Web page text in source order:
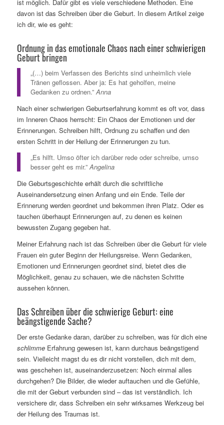
ist möglich. Dafür gibt es viele verschiedene Methoden. Eine
davon ist das Schreiben über die Geburt. In diesem Artikel zeige
ich dir, wie es geht:
Ordnung in das emotionale Chaos nach einer schwierigen
Geburt bringen
„(…) beim Verfassen des Berichts sind unheimlich viele
Tränen geflossen. Aber ja: Es hat geholfen, meine
Gedanken zu ordnen.”Anna
Nach einer schwierigen Geburtserfahrung kommt es oft vor, dass
im Inneren Chaos herrscht: Ein Chaos der Emotionen und der
Erinnerungen. Schreiben hilft, Ordnung zu schaffen und den
ersten Schritt in der Heilung der Erinnerungen zu tun.
„Es hilft. Umso öfter ich darüber rede oder schreibe, umso
besser geht es mir.”Angelina
Die Geburtsgeschichte erhält durch die schriftliche
Auseinandersetzung einen Anfang und ein Ende. Teile der
Erinnerung werden geordnet und bekommen ihren Platz. Oder es
tauchen überhaupt Erinnerungen auf, zu denen es keinen
bewussten Zugang gegeben hat.
Meiner Erfahrung nach ist das Schreiben über die Geburt für viele
Frauen ein guter Beginn der Heilungsreise. Wenn Gedanken,
Emotionen und Erinnerungen geordnet sind, bietet dies die
Möglichkeit, genau zu schauen, wie die nächsten Schritte
aussehen können.
Das Schreiben über die schwierige Geburt: eine
beängstigende Sache?
Der erste Gedanke daran, darüber zu schreiben, was für dich eine
schlimmeErfahrung gewesen ist, kann durchaus beängstigend
sein. Vielleicht magst du es dir nicht vorstellen, dich mit dem,
was geschehen ist, auseinanderzusetzen: Noch einmal alles
durchgehen? Die Bilder, die wieder auftauchen und die Gefühle,
die mit der Geburt verbunden sind – das ist verständlich. Ich
versichere dir, dass Schreiben ein sehr wirksames Werkzeug bei
der Heilung des Traumas ist.